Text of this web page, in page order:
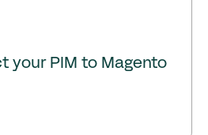
your PIM to Magento